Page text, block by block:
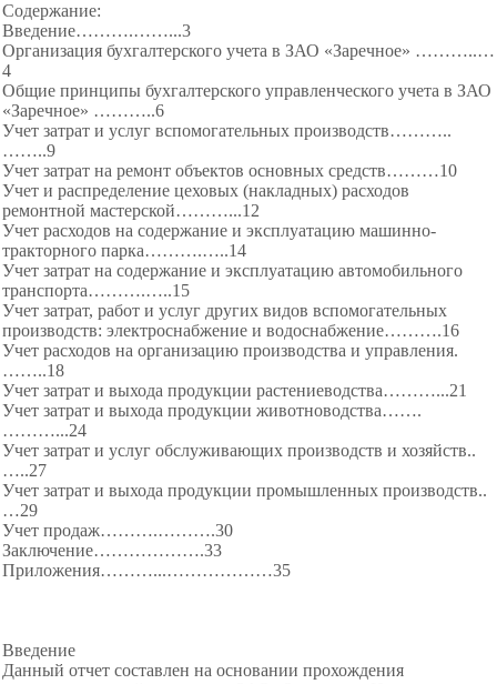
Содержание:
Введение……….……...3
Организация бухгалтерского учета в ЗАО «Заречное» ………..…
4
Общие принципы бухгалтерского управленческого учета в ЗАО
«Заречное» ………..6
Учет затрат и услуг вспомогательных производств………..
……..9
Учет затрат на ремонт объектов основных средств………10
Учет и распределение цеховых (накладных) расходов
ремонтной мастерской………...12
Учет расходов на содержание и эксплуатацию машинно-
тракторного парка……….…..14
Учет затрат на содержание и эксплуатацию автомобильного
транспорта……….…..15
Учет затрат, работ и услуг других видов вспомогательных
производств: электроснабжение и водоснабжение……….16
Учет расходов на организацию производства и управления.
……..18
Учет затрат и выхода продукции растениеводства………...21
Учет затрат и выхода продукции животноводства…….
………...24
Учет затрат и услуг обслуживающих производств и хозяйств..
…..27
Учет затрат и выхода продукции промышленных производств..
…29
Учет продаж……….……….30
Заключение……………….33
Приложения………...………………35
Введение
Данный отчет составлен на основании прохождения